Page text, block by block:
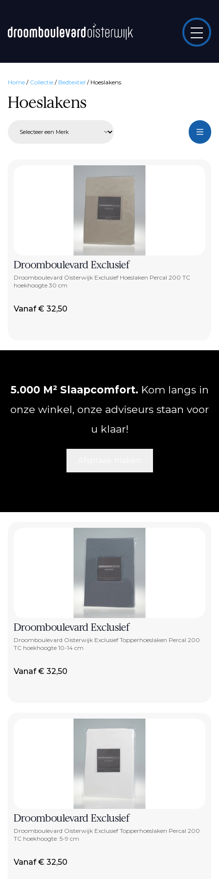
Home / Collectie / Bedtextiel / Hoeslakens
Hoeslakens
Droomboulevard Exclusief
Droomboulevard Oisterwijk Exclusief Hoeslaken Percal 200 TC
hoekhoogte 30 cm
Vanaf € 32,50
5.000 M² Slaapcomfort. Kom langs in
onze winkel, onze adviseurs staan voor
u klaar!
Droomboulevard Exclusief
Droomboulevard Oisterwijk Exclusief Topperhoeslaken Percal 200
TC hoekhoogte 10-14 cm
Vanaf € 32,50
Droomboulevard Exclusief
Droomboulevard Oisterwijk Exclusief Topperhoeslaken Percal 200
TC hoekhoogte: 5-9 cm
Vanaf € 32,50